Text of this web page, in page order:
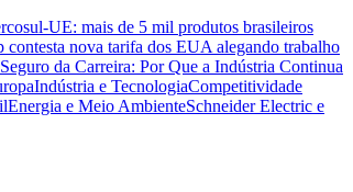
UE: mais de 5 mil produtos brasileiros
contesta nova tarifa dos EUA alegando trabalho
da Carreira: Por Que a Indústria Continua
Indústria e TecnologiaCompetitividade
Energia e Meio AmbienteSchneider Electric e